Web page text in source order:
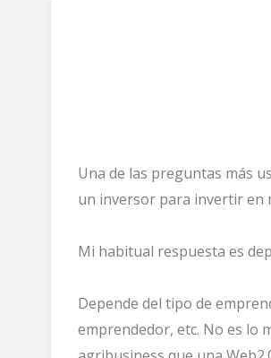
Una de las preguntas más
un inversor para invertir en
Mi habitual respuesta es
Depende del tipo de
emprendedor, etc. No es lo